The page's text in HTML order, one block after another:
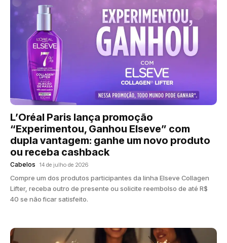
L’Oréal Paris lança promoção
“Experimentou, Ganhou Elseve” com
dupla vantagem: ganhe um novo produto
ou receba cashback
Cabelos 14 de julho de 2026
Compre um dos produtos participantes da linha Elseve Collagen
Lifter, receba outro de presente ou solicite reembolso de até R$
40 se não ficar satisfeito.